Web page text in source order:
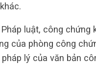
luật, công
của phòng công
lý của văn bản